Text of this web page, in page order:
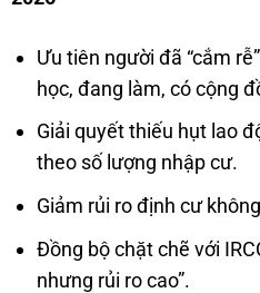
Ưu tiên người đã “cắm
học, đang làm, có cộng
Giải quyết thiếu hụt lao
theo số lượng nhập cư.
Giảm rủi ro định cư
Đồng bộ chặt chẽ với
nhưng rủi ro cao”.